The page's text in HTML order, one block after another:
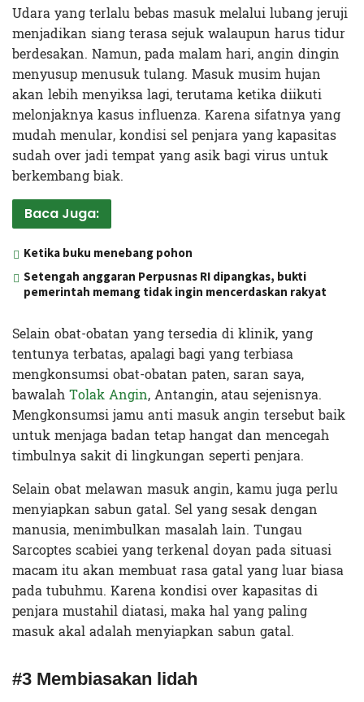
Udara yang terlalu bebas masuk melalui lubang jeruji
menjadikan siang terasa sejuk walaupun harus tidur
berdesakan. Namun, pada malam hari, angin dingin
menyusup menusuk tulang. Masuk musim hujan
akan lebih menyiksa lagi, terutama ketika diikuti
melonjaknya kasus influenza. Karena sifatnya yang
mudah menular, kondisi sel penjara yang kapasitas
sudah over jadi tempat yang asik bagi virus untuk
berkembang biak.
Baca Juga:
Ketika buku menebang pohon
Setengah anggaran Perpusnas RI dipangkas, bukti
pemerintah memang tidak ingin mencerdaskan rakyat
Selain obat-obatan yang tersedia di klinik, yang
tentunya terbatas, apalagi bagi yang terbiasa
mengkonsumsi obat-obatan paten, saran saya,
bawalahTolak Angin, Antangin, atau sejenisnya.
Mengkonsumsi jamu anti masuk angin tersebut baik
untuk menjaga badan tetap hangat dan mencegah
timbulnya sakit di lingkungan seperti penjara.
Selain obat melawan masuk angin, kamu juga perlu
menyiapkan sabun gatal. Sel yang sesak dengan
manusia, menimbulkan masalah lain. Tungau
Sarcoptes scabiei yang terkenal doyan pada situasi
macam itu akan membuat rasa gatal yang luar biasa
pada tubuhmu. Karena kondisi over kapasitas di
penjara mustahil diatasi, maka hal yang paling
masuk akal adalah menyiapkan sabun gatal.
#3 Membiasakan lidah